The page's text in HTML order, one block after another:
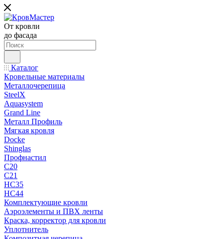
От кровли
до фасада
Каталог
Кровельные материалы
Металлочерепица
SteelX
Aquasystem
Grand Line
Металл Профиль
Мягкая кровля
Docke
Shinglas
Профнастил
C20
C21
НС35
НС44
Комплектующие кровли
Аэроэлементы и ПВХ ленты
Краска, корректор для кровли
Уплотнитель